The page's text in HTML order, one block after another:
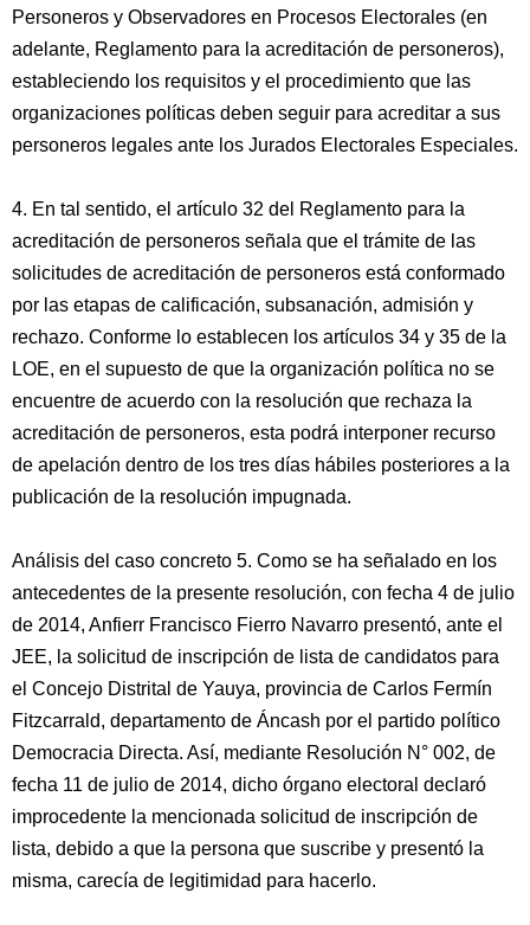
Personeros y Observadores en Procesos Electorales (en
adelante, Reglamento para la acreditación de personeros),
estableciendo los requisitos y el procedimiento que las
organizaciones políticas deben seguir para acreditar a sus
personeros legales ante los Jurados Electorales Especiales.
4. En tal sentido, el artículo 32 del Reglamento para la
acreditación de personeros señala que el trámite de las
solicitudes de acreditación de personeros está conformado
por las etapas de calificación, subsanación, admisión y
rechazo. Conforme lo establecen los artículos 34 y 35 de la
LOE, en el supuesto de que la organización política no se
encuentre de acuerdo con la resolución que rechaza la
acreditación de personeros, esta podrá interponer recurso
de apelación dentro de los tres días hábiles posteriores a la
publicación de la resolución impugnada.
Análisis del caso concreto 5. Como se ha señalado en los
antecedentes de la presente resolución, con fecha 4 de julio
de 2014, Anfierr Francisco Fierro Navarro presentó, ante el
JEE, la solicitud de inscripción de lista de candidatos para
el Concejo Distrital de Yauya, provincia de Carlos Fermín
Fitzcarrald, departamento de Áncash por el partido político
Democracia Directa. Así, mediante Resolución N° 002, de
fecha 11 de julio de 2014, dicho órgano electoral declaró
improcedente la mencionada solicitud de inscripción de
lista, debido a que la persona que suscribe y presentó la
misma, carecía de legitimidad para hacerlo.